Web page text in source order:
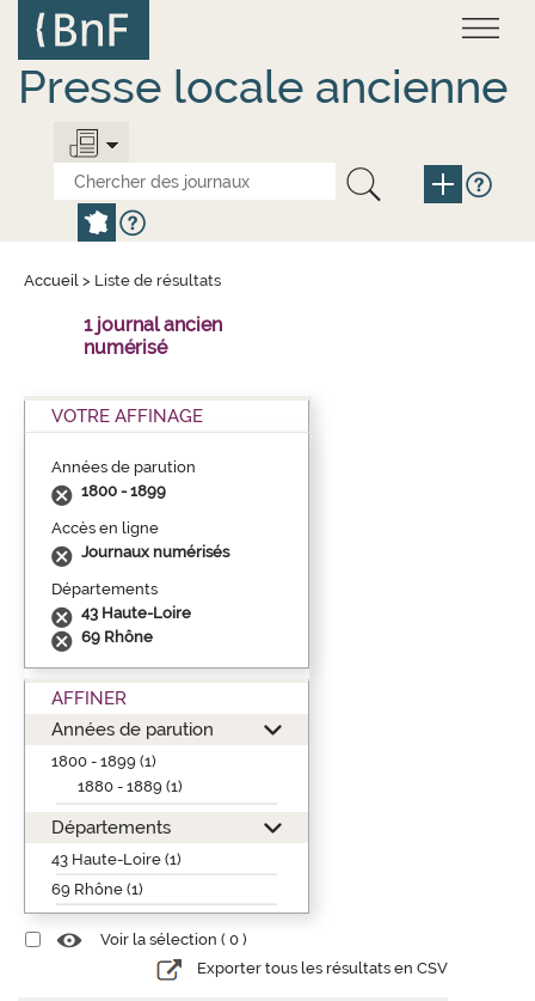
contenu
principal
Presse locale ancienne
Accueil > Liste de résultats
1 journal ancien
numérisé
VOTRE AFFINAGE
Années de parution
1800 - 1899
Accès en ligne
Journaux numérisés
Départements
43 Haute-Loire
69 Rhône
AFFINER
Années de parution
1800 - 1899 (1)
1880 - 1889 (1)
Départements
43 Haute-Loire (1)
69 Rhône (1)
Voir la sélection ( 0 )
Exporter tous les résultats en CSV
Panneau de gestion des cookies